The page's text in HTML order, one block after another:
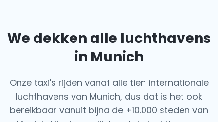
We dekken alle luchthavens
in Munich
Onze taxi's rijden vanaf alle tien internationale
luchthavens van Munich, dus dat is het ook
bereikbaar vanuit bijna de +10.000 steden van